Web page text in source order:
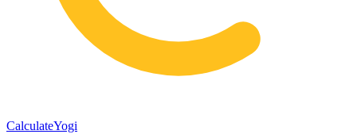
CalculateYogi